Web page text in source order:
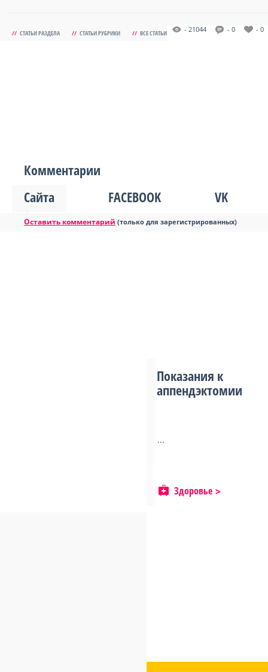
// СТАТЬИ РАЗДЕЛА // СТАТЬИ РУБРИКИ // ВСЕ СТАТЬИ - 21044 - 0 - 0
Комментарии
Сайта
FACEBOOK VK
Оставить комментарий (только для зарегистрированных)
Показания к
аппендэктомии
...
Здоровье